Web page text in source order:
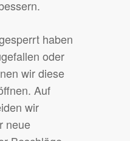
haben
oder
wir diese
Auf
wir
neue